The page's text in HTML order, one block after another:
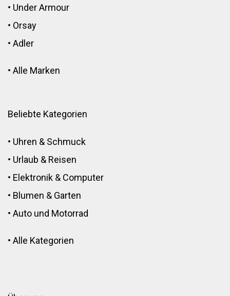
• Under Armour
• Orsay
• Adler
• Alle Marken
Beliebte Kategorien
• Uhren & Schmuck
• Urlaub & Reisen
• Elektronik & Computer
• Blumen & Garten
• Auto und Motorrad
• Alle Kategorien